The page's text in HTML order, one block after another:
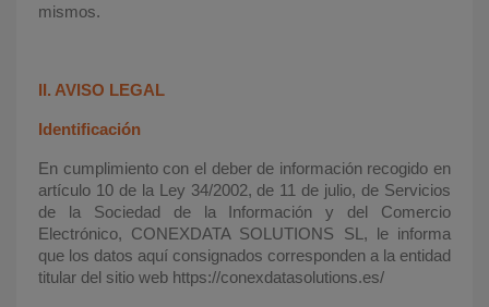
mismos.
II. AVISO LEGAL
Identificación
En cumplimiento con el deber de información recogido en
artículo 10 de la Ley 34/2002, de 11 de julio, de Servicios
de la Sociedad de la Información y del Comercio
Electrónico, CONEXDATA SOLUTIONS SL, le informa
que los datos aquí consignados corresponden a la entidad
titular del sitio web https://conexdatasolutions.es/